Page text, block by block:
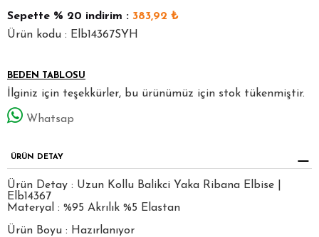
Sepette % 20 indirim : 383,92 ₺
Ürün kodu : Elb14367SYH
BEDEN TABLOSU
İlginiz için teşekkürler, bu ürünümüz için stok tükenmiştir.
Whatsap
ÜRÜN DETAY
Ürün Detay : Uzun Kollu Balikci Yaka Ribana Elbise |
Elb14367
Materyal : %95 Akrılık %5 Elastan
Ürün Boyu : Hazırlanıyor